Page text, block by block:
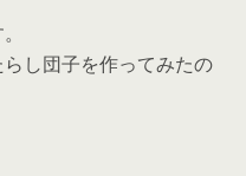
し団子を作ってみたの